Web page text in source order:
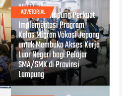
ADVETORIAL
NOV 17, 2025
Pemprov Lampung Perkuat
Implementasi Program
Kelas Migran Vokasi Jepang
untuk Membuka Akses Kerja
Luar Negeri bagi Pelajar
SMA/SMK di Provinsi
Lampung